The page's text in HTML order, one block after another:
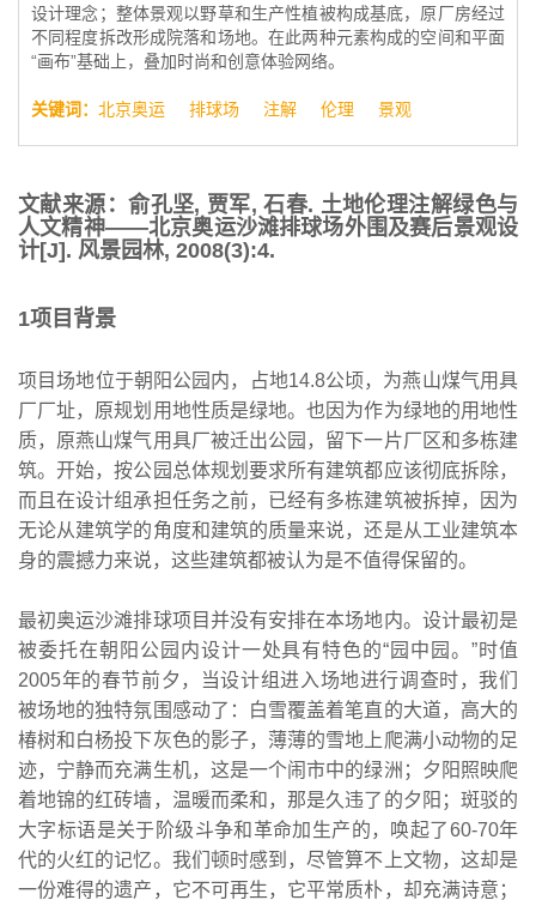
设计理念；整体景观以野草和生产性植被构成基底，原厂房经过
不同程度拆改形成院落和场地。在此两种元素构成的空间和平面
“画布”基础上，叠加时尚和创意体验网络。
关键词： 北京奥运 排球场 注解 伦理 景观
文献来源：俞孔坚, 贾军, 石春. 土地伦理注解绿色与
人文精神——北京奥运沙滩排球场外围及赛后景观设
计[J]. 风景园林, 2008(3):4.
1项目背景
项目场地位于朝阳公园内，占地14.8公顷，为燕山煤气用具
厂厂址，原规划用地性质是绿地。也因为作为绿地的用地性
质，原燕山煤气用具厂被迁出公园，留下一片厂区和多栋建
筑。开始，按公园总体规划要求所有建筑都应该彻底拆除，
而且在设计组承担任务之前，已经有多栋建筑被拆掉，因为
无论从建筑学的角度和建筑的质量来说，还是从工业建筑本
身的震撼力来说，这些建筑都被认为是不值得保留的。
最初奥运沙滩排球项目并没有安排在本场地内。设计最初是
被委托在朝阳公园内设计一处具有特色的“园中园。”时值
2005年的春节前夕，当设计组进入场地进行调查时，我们
被场地的独特氛围感动了：白雪覆盖着笔直的大道，高大的
椿树和白杨投下灰色的影子，薄薄的雪地上爬满小动物的足
迹，宁静而充满生机，这是一个闹市中的绿洲；夕阳照映爬
着地锦的红砖墙，温暖而柔和，那是久违了的夕阳；斑驳的
大字标语是关于阶级斗争和革命加生产的，唤起了60-70年
代的火红的记忆。我们顿时感到，尽管算不上文物，这却是
一份难得的遗产，它不可再生，它平常质朴，却充满诗意；